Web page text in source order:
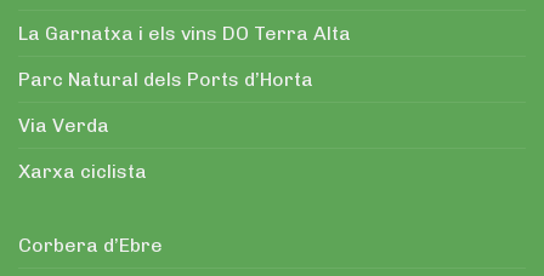
La Garnatxa i els vins DO Terra Alta
Parc Natural dels Ports d’Horta
Via Verda
Xarxa ciclista
Corbera d’Ebre